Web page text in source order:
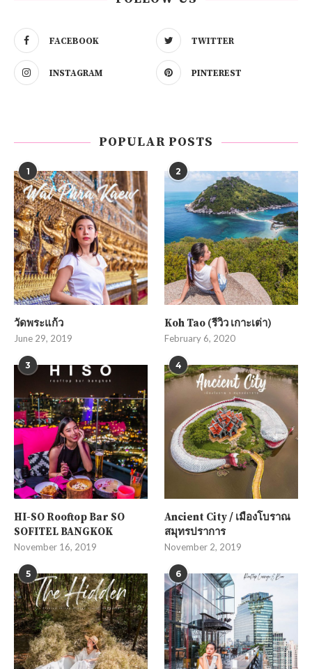
FACEBOOK TWITTER
INSTAGRAM PINTEREST
POPULAR POSTS
1
วัดพระแก้ว
June 29, 2019
2
Koh Tao (รีวิว เกาะเต่า)
February 6, 2020
3
HI-SO Rooftop Bar SO
SOFITEL BANGKOK
November 16, 2019
4
Ancient City / เมืองโบราณ
สมุทรปราการ
November 2, 2019
5 6